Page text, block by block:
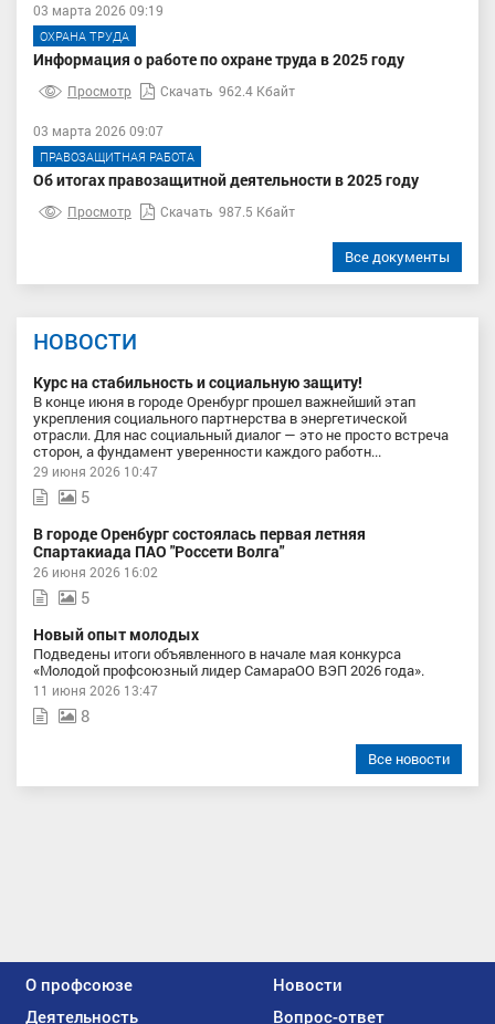
03 марта 2026 09:19
ОХРАНА ТРУДА
Информация о работе по охране труда в 2025 году
Просмотр Скачать 962.4 Кбайт
03 марта 2026 09:07
ПРАВОЗАЩИТНАЯ РАБОТА
Об итогах правозащитной деятельности в 2025 году
Просмотр Скачать 987.5 Кбайт
Все документы
НОВОСТИ
Курс на стабильность и социальную защиту!
В конце июня в городе Оренбург прошел важнейший этап
укрепления социального партнерства в энергетической
отрасли. Для нас социальный диалог — это не просто встреча
сторон, а фундамент уверенности каждого работн...
29 июня 2026 10:47
5
В городе Оренбург состоялась первая летняя
Спартакиада ПАО "Россети Волга"
26 июня 2026 16:02
5
Новый опыт молодых
Подведены итоги объявленного в начале мая конкурса
«Молодой профсоюзный лидер СамараОО ВЭП 2026 года».
11 июня 2026 13:47
8
Все новости
О профсоюзе
Новости
Деятельность
Вопрос-ответ